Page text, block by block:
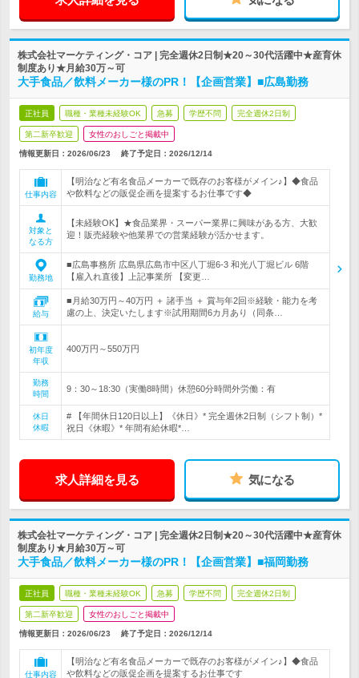
株式会社マーケティング・コア | 完全週休2日制★20～30代活躍中★産育休
制度あり★月給30万～可
大手食品／飲料メーカー様のPR！【企画営業】■広島勤務
正社員 職種・業種未経験OK 急募 学歴不問 完全週休2日制
第二新卒歓迎 女性のおしごと掲載中
情報更新日：2026/06/23 終了予定日： 2026/12/14
仕事内容
【明治など有名食品メーカーで既存のお客様がメイン♪】◆食品
や飲料などの販促企画を提案するお仕事です◆
対象と
なる方
【未経験OK】★食品業界・スーパー業界に興味がある方、大歓
迎！販売経験や他業界での営業経験が活かせます。
勤務地
■広島事務所 広島県広島市中区八丁堀6-3 和光八丁堀ビル 6階
【雇入れ直後】上記事業所 【変更…
給与
■月給30万円～40万円 ＋ 諸手当 ＋ 賞与年2回※経験・能力を考
慮の上、決定いたします※試用期間6カ月あり（同条…
初年度
年収
400万円～550万円
勤務
時間
9：30～18:30（実働8時間）休憩60分時間外労働：有
休日
休暇
# 【年間休日120日以上】《休日》* 完全週休2日制（シフト制）*
祝日《休暇》* 年間有給休暇*…
求人詳細を見る 気になる
株式会社マーケティング・コア | 完全週休2日制★20～30代活躍中★産育休
制度あり★月給30万～可
大手食品／飲料メーカー様のPR！【企画営業】■福岡勤務
正社員 職種・業種未経験OK 急募 学歴不問 完全週休2日制
第二新卒歓迎 女性のおしごと掲載中
情報更新日：2026/06/23 終了予定日： 2026/12/14
仕事内容
【明治など有名食品メーカーで既存のお客様がメイン♪】◆食品
や飲料などの販促企画を提案するお仕事です